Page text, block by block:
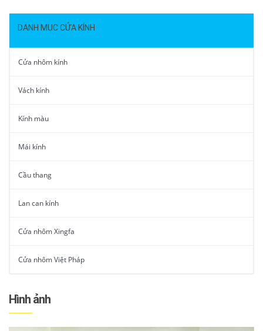
DANH MỤC CỬA KÍNH
Cửa nhôm kính
Vách kính
Kính màu
Mái kính
Cầu thang
Lan can kính
Cửa nhôm Xingfa
Cửa nhôm Việt Pháp
Hình ảnh